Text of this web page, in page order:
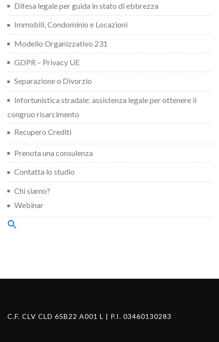
Difesa legale per guida in stato di ebbrezza
Immobili, Condominio e Locazioni
Modello Organizzativo 231
GDPR – Privacy UE
Separazione o Divorzio
Infortunistica stradale: assistenza legale per ottenere il
congruo risarcimento
Recupero Crediti
Prenota una consulenza
Contatta lo studio
Chi siamo?
Webinar
Search
C.F. CLV CLD 65B22 A001 L | P.I. 03460130283